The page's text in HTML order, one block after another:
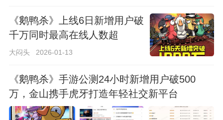
《鹅鸭杀》上线6日新增用户破
千万同时最高在线人数超
Steam端峰值纪录
大闷头 2026-01-13
《鹅鸭杀》手游公测24小时新增用户破500
万，金山携手虎牙打造年轻社交新平台